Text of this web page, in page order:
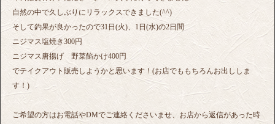
自然の中で久しぶりにリラックスできました(^^)
そして釣果が良かったので31日(火)、1日(水)の2日間
ニジマス塩焼き300円
ニジマス唐揚げ 野菜餡かけ400円
でテイクアウト販売しようかと思います！(お店でももちろんお出ししま
す！)
ご希望の方はお電話やDMでご連絡くださいませ、お店から返信があった時